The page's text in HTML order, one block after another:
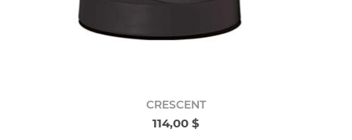
CRESCENT
114,00 $